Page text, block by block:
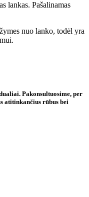
lankas. Pašalinamas
nuo lanko, todėl yra
Pakonsultuosime, per
atitinkančius rūbus bei